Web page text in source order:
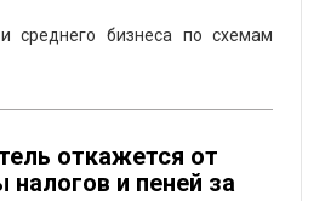
среднего бизнеса по схемам
откажется от
и пеней за